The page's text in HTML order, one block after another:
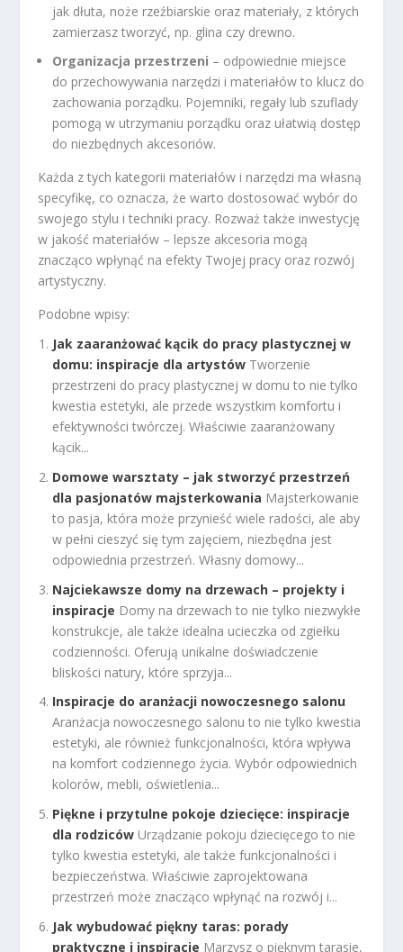
jak dłuta, noże rzeźbiarskie oraz materiały, z których
zamierzasz tworzyć, np. glina czy drewno.
Organizacja przestrzeni – odpowiednie miejsce
do przechowywania narzędzi i materiałów to klucz do
zachowania porządku. Pojemniki, regały lub szuflady
pomogą w utrzymaniu porządku oraz ułatwią dostęp
do niezbędnych akcesoriów.
Każda z tych kategorii materiałów i narzędzi ma własną
specyfikę, co oznacza, że warto dostosować wybór do
swojego stylu i techniki pracy. Rozważ także inwestycję
w jakość materiałów – lepsze akcesoria mogą
znacząco wpłynąć na efekty Twojej pracy oraz rozwój
artystyczny.
Podobne wpisy:
Jak zaaranżować kącik do pracy plastycznej w
domu: inspiracje dla artystów Tworzenie
przestrzeni do pracy plastycznej w domu to nie tylko
kwestia estetyki, ale przede wszystkim komfortu i
efektywności twórczej. Właściwie zaaranżowany
kącik...
Domowe warsztaty – jak stworzyć przestrzeń
dla pasjonatów majsterkowania Majsterkowanie
to pasja, która może przynieść wiele radości, ale aby
w pełni cieszyć się tym zajęciem, niezbędna jest
odpowiednia przestrzeń. Własny domowy...
Najciekawsze domy na drzewach – projekty i
inspiracje Domy na drzewach to nie tylko niezwykłe
konstrukcje, ale także idealna ucieczka od zgiełku
codzienności. Oferują unikalne doświadczenie
bliskości natury, które sprzyja...
Inspiracje do aranżacji nowoczesnego salonu
Aranżacja nowoczesnego salonu to nie tylko kwestia
estetyki, ale również funkcjonalności, która wpływa
na komfort codziennego życia. Wybór odpowiednich
kolorów, mebli, oświetlenia...
Piękne i przytulne pokoje dziecięce: inspiracje
dla rodziców Urządzanie pokoju dziecięcego to nie
tylko kwestia estetyki, ale także funkcjonalności i
bezpieczeństwa. Właściwie zaprojektowana
przestrzeń może znacząco wpłynąć na rozwój i...
Jak wybudować piękny taras: porady
praktyczne i inspiracje Marzysz o pięknym tarasie,